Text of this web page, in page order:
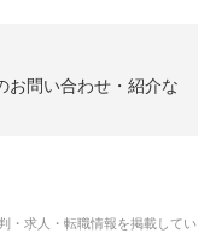
お問い合わせ・紹介な
・求人・転職情報を掲載してい